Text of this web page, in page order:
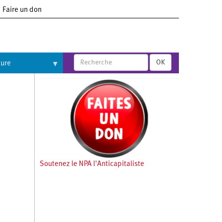
Faire un don
OK
Soutenez le NPA l'Anticapitaliste